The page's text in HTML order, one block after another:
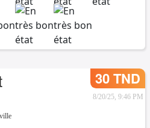
30 TND
8/20/25, 9:46 PM